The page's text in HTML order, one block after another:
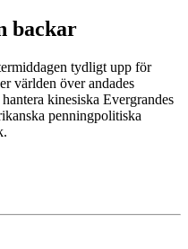
backar
tydligt upp för
världen över andades
kinesiska Evergrandes
penningpolitiska